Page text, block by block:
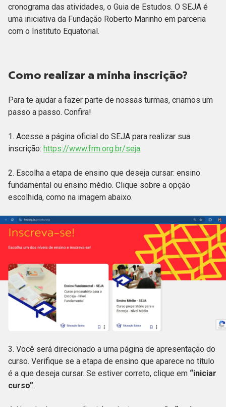
cronograma das atividades, o Guia de Estudos. O SEJA é
uma iniciativa da Fundação Roberto Marinho em parceria
com o Instituto Equatorial.
Como realizar a minha inscrição?
Para te ajudar a fazer parte de nossas turmas, criamos um
passo a passo. Confira!
1. Acesse a página oficial do SEJA para realizar sua
inscrição: https://www.frm.org.br/seja.
2. Escolha a etapa de ensino que deseja cursar: ensino
fundamental ou ensino médio. Clique sobre a opção
escolhida, como na imagem abaixo.
3. Você será direcionado a uma página de apresentação do
curso. Verifique se a etapa de ensino que aparece no título
é a que deseja cursar. Se estiver correto, clique em “iniciar
curso”.